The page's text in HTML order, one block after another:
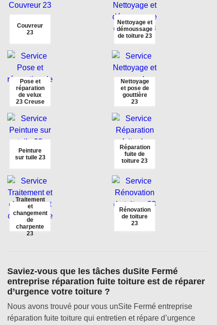
Couvreur
23
Nettoyage et
démoussage
de toiture 23
Pose et
réparation
de velux
23 Creuse
Nettoyage
et pose de
gouttière
23
Peinture
sur tuile 23
Réparation
fuite de
toiture 23
Traitement
et
changement
de
charpente
23
Rénovation
de toiture
23
Saviez-vous que les tâches duSite Fermé
entreprise réparation fuite toiture est de réparer
d’urgence votre toiture ?
Nous avons trouvé pour vous unSite Fermé entreprise
réparation fuite toiture qui entretien et répare d’urgence